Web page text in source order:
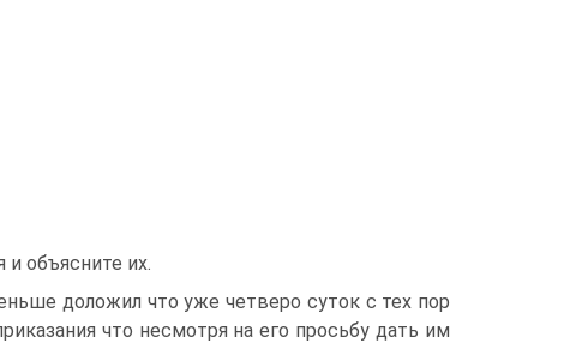
объясните их.
доложил что уже четверо суток с тех пор
что несмотря на его просьбу дать им